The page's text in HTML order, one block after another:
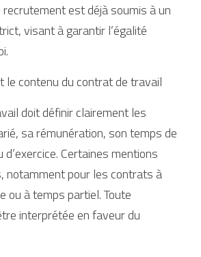
est déjà soumis à un
visant à garantir l’égalité
le contenu du contrat de travail
doit définir clairement les
sa rémunération, son temps de
Certaines mentions
notamment pour les contrats à
ou à temps partiel. Toute
interprétée en faveur du